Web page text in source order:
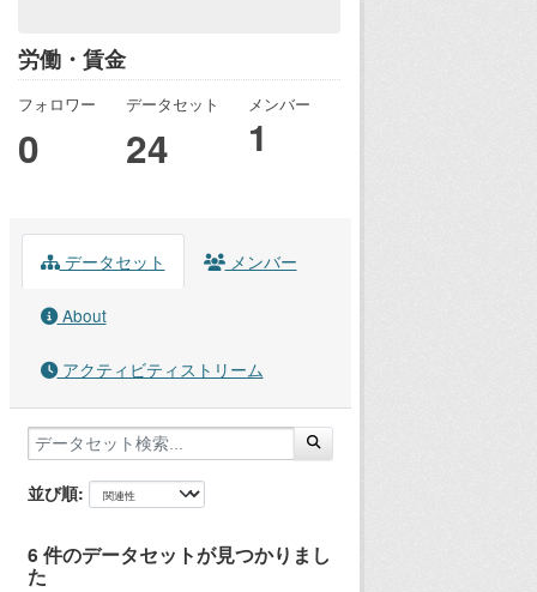
労働・賃金
フォロワー
0
データセット
24
メンバー
1
データセット メンバー
About
アクティビティストリーム
並び順
6 件のデータセットが見つかりまし
た